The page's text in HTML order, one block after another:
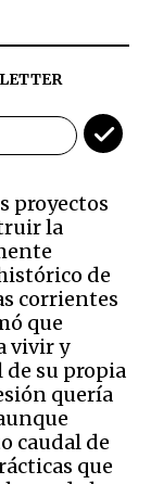
proyectos
la
de
corrientes
que
vivir y
su propia
quería
caudal de
que